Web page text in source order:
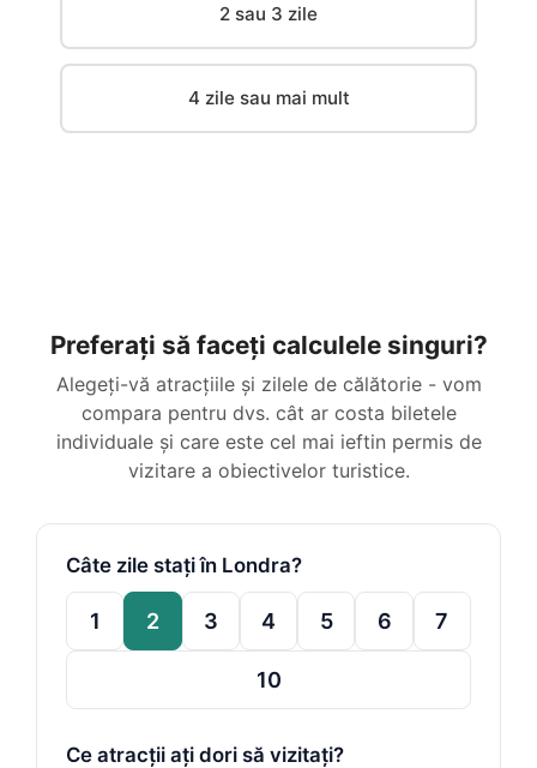
2 sau 3 zile
4 zile sau mai mult
Preferați să faceți calculele singuri?
Alegeți-vă atracțiile și zilele de călătorie - vom
compara pentru dvs. cât ar costa biletele
individuale și care este cel mai ieftin permis de
vizitare a obiectivelor turistice.
Câte zile stați în Londra?
1 2 3 4 5 6 7
10
Ce atracții ați dori să vizitați?